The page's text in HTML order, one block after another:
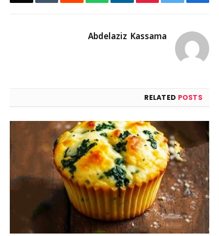
Abdelaziz Kassama
RELATED POSTS